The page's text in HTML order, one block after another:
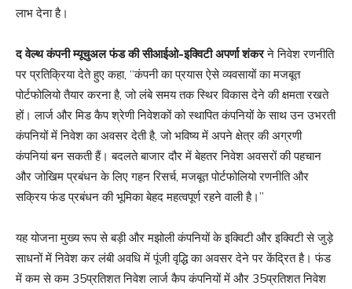
लाभ देना है।
द वेल्थ कंपनी म्यूचुअल फंड की सीआईओ-इक्विटी अपर्णा शंकरने निवेश रणनीति
पर प्रतिक्रिया देते हुए कहा, “कंपनी का प्रयास ऐसे व्यवसायों का मजबूत
पोर्टफोलियो तैयार करना है, जो लंबे समय तक स्थिर विकास देने की क्षमता रखते
हों। लार्ज और मिड कैप श्रेणी निवेशकों को स्थापित कंपनियों के साथ उन उभरती
कंपनियों में निवेश का अवसर देती है, जो भविष्य में अपने क्षेत्र की अग्रणी
कंपनियां बन सकती हैं। बदलते बाजार दौर में बेहतर निवेश अवसरों की पहचान
और जोखिम प्रबंधन के लिए गहन रिसर्च, मजबूत पोर्टफोलियो रणनीति और
सक्रिय फंड प्रबंधन की भूमिका बेहद महत्वपूर्ण रहने वाली है।”
यह योजना मुख्य रूप से बड़ी और मझोली कंपनियों के इक्विटी और इक्विटी से जुड़े
साधनों में निवेश कर लंबी अवधि में पूंजी वृद्धि का अवसर देने पर केंद्रित है। फंड
में कम से कम 35प्रतिशत निवेश लार्ज कैप कंपनियों में और 35प्रतिशत निवेश